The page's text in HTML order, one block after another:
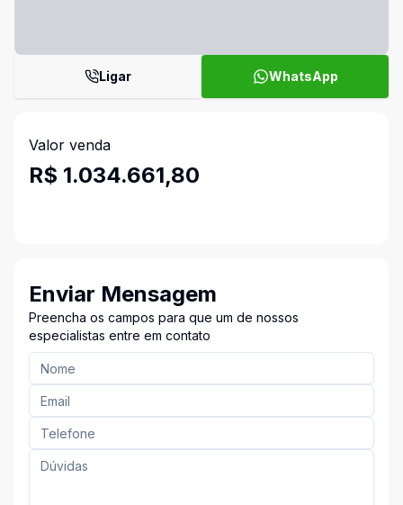
Ligar WhatsApp
Valor venda
R$ 1.034.661,80
Enviar Mensagem
Preencha os campos para que um de nossos
especialistas entre em contato